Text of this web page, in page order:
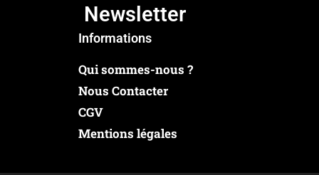
Newsletter
Informations
Qui sommes-nous ?
Nous Contacter
CGV
Mentions légales